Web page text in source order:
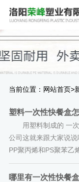
当前位置： 网站首页>
塑料一次性快餐盒
用塑料制成的 一次
公司这就来跟大家说
PP聚丙烯和PS聚苯乙
哪里有一次性快餐